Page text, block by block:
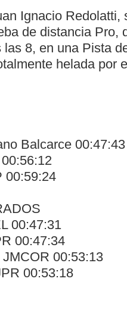
Ignacio Redolatti,
de distancia Pro,
8, en una Pista
helada por
Balcarce 00:47:43
00:59:24
00:47:31
00:47:34
00:53:13
00:53:18